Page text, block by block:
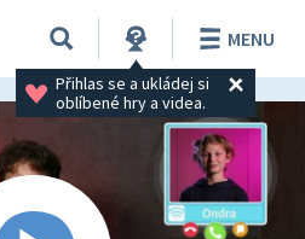
Přihlas se a ukládej si
oblíbené hry a videa.
MENU